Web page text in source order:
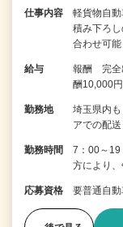
仕事内容
軽貨物自動
積み下ろ
合わせ可
給与
報酬 完全
酬10,000円
勤務地
埼玉県内
アでの配送
勤務時間
7：00～19
方により
応募資格 要普通自